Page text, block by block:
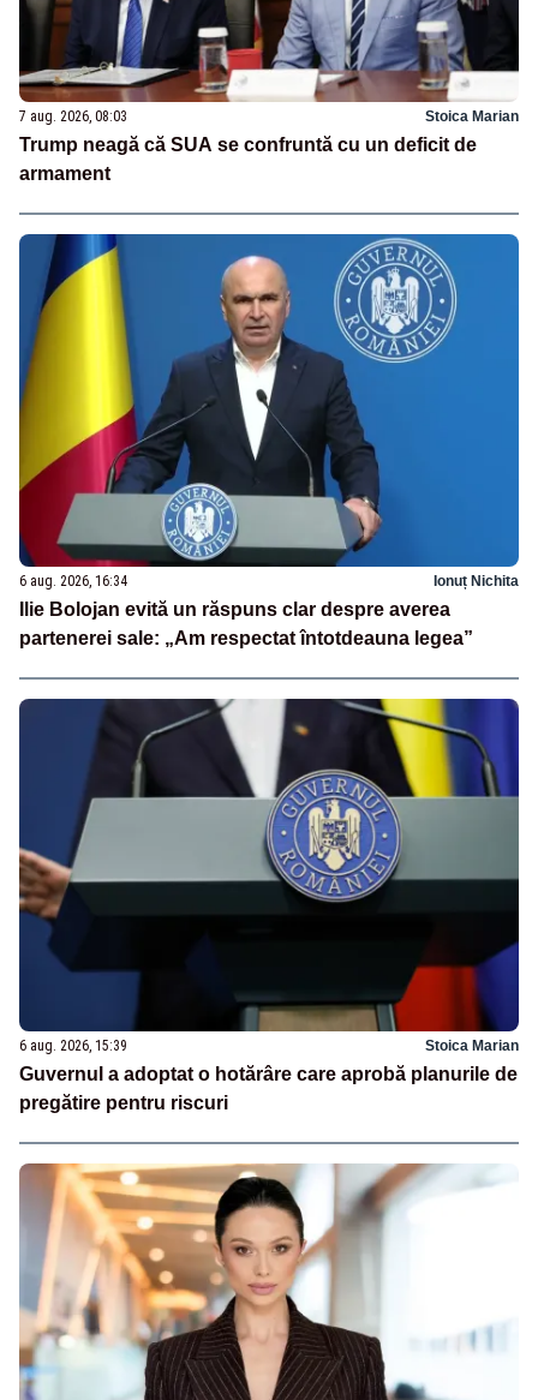
7 aug. 2026, 08:03 Stoica Marian
Trump neagă că SUA se confruntă cu un deficit de
armament
6 aug. 2026, 16:34 Ionuț Nichita
Ilie Bolojan evită un răspuns clar despre averea
partenerei sale: „Am respectat întotdeauna legea”
6 aug. 2026, 15:39 Stoica Marian
Guvernul a adoptat o hotărâre care aprobă planurile de
pregătire pentru riscuri